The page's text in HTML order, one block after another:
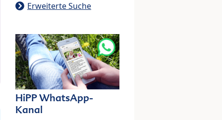
Erweiterte Suche
HiPP WhatsApp-
Kanal